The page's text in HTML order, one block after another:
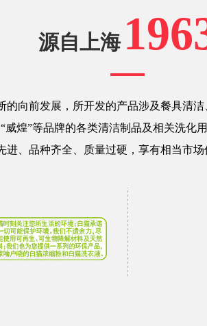
源自上海
的向前发展，所开发的产品涉及餐具清
威煌”等品牌的各类清洁制品及相关洗化
进、品种齐全、质量过硬，享有相当市场